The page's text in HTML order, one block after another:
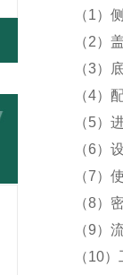
（1）
（2）
（3）
（4）
（5）
（6）
（7）
（8）
（9）
（10